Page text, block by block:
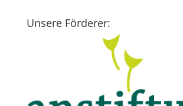
Unsere Förderer: